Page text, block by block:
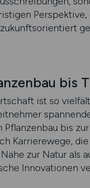
Perspektive,
bis
ist so
Pflanzenbau bis
Karrierewege,
zur Natur als
Innovationen